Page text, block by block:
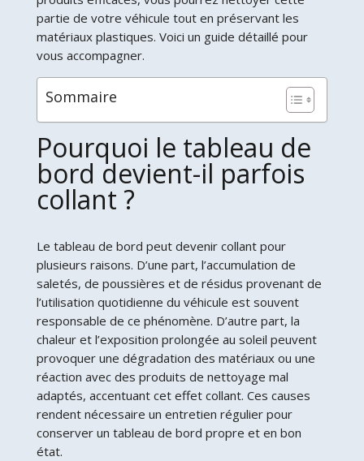
partie de votre véhicule tout en préservant les
matériaux plastiques. Voici un guide détaillé pour
vous accompagner.
Sommaire
Pourquoi le tableau de
bord devient-il parfois
collant ?
Le tableau de bord peut devenir collant pour
plusieurs raisons. D’une part, l’accumulation de
saletés, de poussières et de résidus provenant de
l’utilisation quotidienne du véhicule est souvent
responsable de ce phénomène. D’autre part, la
chaleur et l’exposition prolongée au soleil peuvent
provoquer une dégradation des matériaux ou une
réaction avec des produits de nettoyage mal
adaptés, accentuant cet effet collant. Ces causes
rendent nécessaire un entretien régulier pour
conserver un tableau de bord propre et en bon
état.